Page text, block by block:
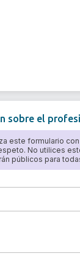
sobre el
este formulario
No utilices
públicos para